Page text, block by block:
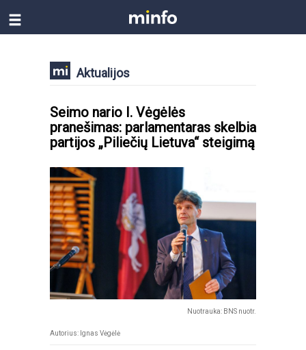
Aktualijos
Seimo nario I. Vėgėlės
pranešimas: parlamentaras skelbia
partijos „Piliečių Lietuva“ steigimą
Nuotrauka: BNS nuotr.
Autorius: Ignas Vėgėlė